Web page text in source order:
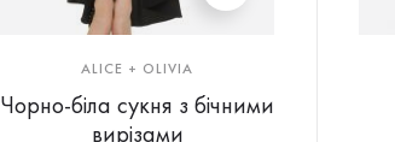
ALICE + OLIVIA
Чорно-біла сукня з бічними
вирізами